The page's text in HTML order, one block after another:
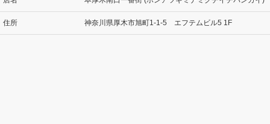
住所 神奈川県厚木市旭町1-1-5 エフテムビル5 1F